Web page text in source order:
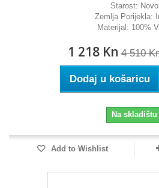
Starost: Novo
Zemlja Porijekla:
Materijal: 100%
1 218 Kn 4 510
Dodaj u košaricu
Na skladištu
Add to Wishlist